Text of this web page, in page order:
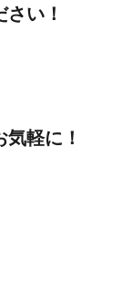
い！
軽に！